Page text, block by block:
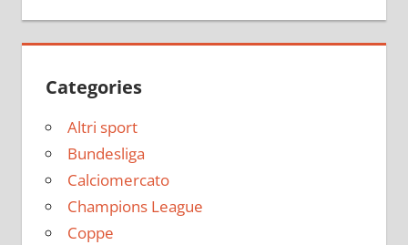
Categories
Altri sport
Bundesliga
Calciomercato
Champions League
Coppe